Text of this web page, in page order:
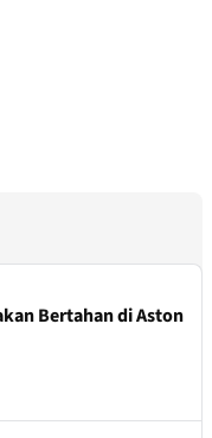
Bertahan di Aston